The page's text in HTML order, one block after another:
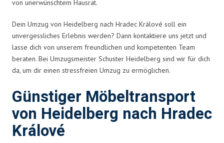
von unerwünschtem Hausrat.
Dein Umzug von Heidelberg nach Hradec Králové soll ein
unvergessliches Erlebnis werden? Dann kontaktiere uns jetzt und
lasse dich von unserem freundlichen und kompetenten Team
beraten. Bei Umzugsmeister Schuster Heidelberg sind wir für dich
da, um dir einen stressfreien Umzug zu ermöglichen.
Günstiger Möbeltransport
von Heidelberg nach Hradec
Králové